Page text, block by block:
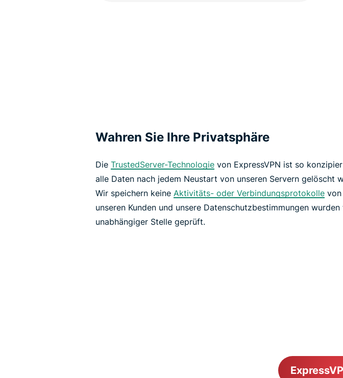
Wahren Sie Ihre Privatsphäre
Die TrustedServer-Technologie von ExpressVPN ist so
alle Daten nach jedem Neustart von unseren Servern gelöscht
Wir speichern keine Aktivitäts- oder Verbindungsprotokolle von
unseren Kunden und unsere Datenschutzbestimmungen wurden
unabhängiger Stelle geprüft.